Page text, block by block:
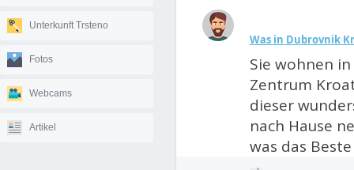
Unterkunft Trsteno
Fotos
Webcams
Artikel
Was in Dubrovnik
Sie wohnen
Zentrum
dieser
nach Hause
was das